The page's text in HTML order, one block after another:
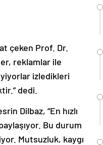
çeken Prof. Dr.
reklamlar ile
izledikleri
dedi.
Dilbaz, “En hızlı
Bu durum
Mutsuzluk, kaygı